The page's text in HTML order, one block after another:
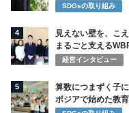
SDGsの取り組み
4
見えない壁を、こ
まるごと支える
経営インタビュー
5
算数につまずく子
ボジアで始めた教